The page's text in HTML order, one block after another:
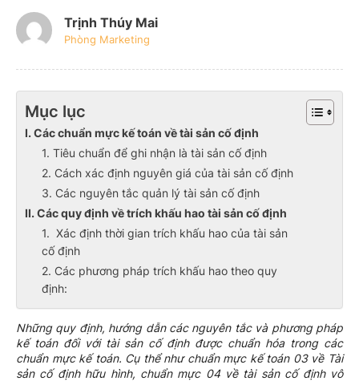
Trịnh Thúy Mai
Phòng Marketing
Mục lục
I. Các chuẩn mực kế toán về tài sản cố định
1. Tiêu chuẩn để ghi nhận là tài sản cố định
2. Cách xác định nguyên giá của tài sản cố định
3. Các nguyên tắc quản lý tài sản cố định
II. Các quy định về trích khấu hao tài sản cố định
1. Xác định thời gian trích khấu hao của tài sản
cố định
2. Các phương pháp trích khấu hao theo quy
định:
Những quy định, hướng dẫn các nguyên tắc và phương pháp
kế toán đối với tài sản cố định được chuẩn hóa trong các
chuẩn mực kế toán. Cụ thể như chuẩn mực kế toán 03 về Tài
sản cố định hữu hình, chuẩn mực 04 về tài sản cố định vô